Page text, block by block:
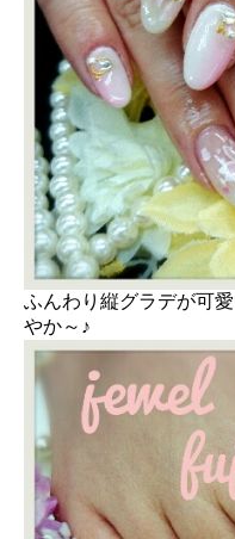
ふんわり縦グラデが可
やか～♪